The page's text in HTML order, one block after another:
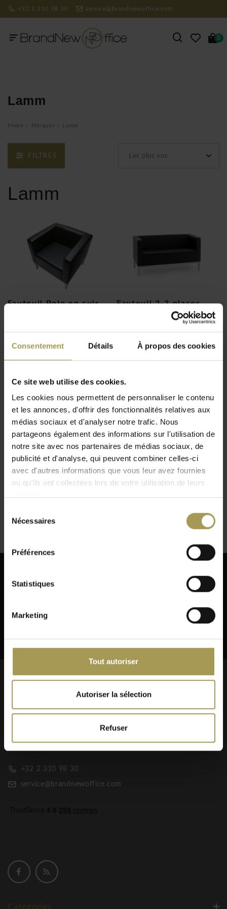
Consentement Détails À propos des cookies
Ce site web utilise des cookies.
Les cookies nous permettent de personnaliser le contenu
et les annonces, d'offrir des fonctionnalités relatives aux
médias sociaux et d'analyser notre trafic. Nous
partageons également des informations sur l'utilisation de
notre site avec nos partenaires de médias sociaux, de
publicité et d'analyse, qui peuvent combiner celles-ci
avec d'autres informations que vous leur avez fournies
ou qu'ils ont collectées lors de votre utilisation de leurs
Nécessaires
Préférences
Statistiques
Marketing
Tout autoriser
Autoriser la sélection
Refuser
+32 2 310 98 30 service@brandnewoffice.com
0
Lamm
Home Marques Lamm
FILTRES Les plus vus
Lamm
Fauteuil Polo en cuir
(€1.598,41Incl. btw)
Fauteuil 2-3 places
€2.337,00
€2.827,77Incl. btw)
Fauteuil Polo en tissus
+32 2 310 98 30
service@brandnewoffice.com